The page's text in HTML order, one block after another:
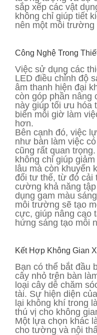
sắp xếp các vật
không chỉ giúp tiết
nên một môi trường
Công Nghệ Trong
Việc sử dụng các
LED điều chỉnh độ
âm thanh hiện đại
còn góp phần nâng
này giúp tối ưu hóa
biến mỗi giờ làm
hơn.
Bên cạnh đó, việc
như bàn làm việc
cũng rất quan
không chỉ giúp
lâu mà còn khuyến
đổi tư thế, từ đó cải
cường khả năng
dụng gam màu
môi trường sẽ tạo
cực, giúp nâng cao
hứng sáng tạo mỗi
Kết Hợp Không Gian
Bạn có thể bắt đầu
cây nhỏ trên bàn
loại cây dễ chăm
tài. Sự hiện diện
lại không khí trong
thú vị cho không
Một lựa chọn khác
cho tường và nội